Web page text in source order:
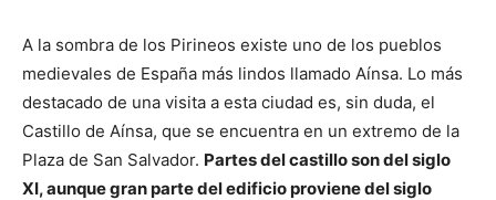
A la sombra de los Pirineos existe uno de los pueblos
medievales de España más lindos llamado Aínsa. Lo más
destacado de una visita a esta ciudad es, sin duda, el
Castillo de Aínsa, que se encuentra en un extremo de la
Plaza de San Salvador. Partes del castillo son del siglo
XI, aunque gran parte del edificio proviene del siglo